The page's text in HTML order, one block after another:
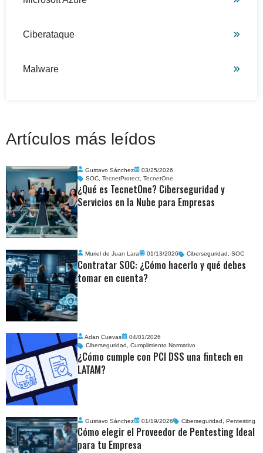
Ciberataque
Malware
Artículos más leídos
Gustavo Sánchez
03/25/2026
SOC,TecnetProtect,TecnetOne
¿Qué es TecnetOne? Ciberseguridad y
Servicios en la Nube para Empresas
Muriel de Juan Lara 01/13/2026 Ciberseguridad ,SOC
Contratar SOC: ¿Cómo hacerlo y qué debes
tomar en cuenta?
Adan Cuevas
04/01/2026
Ciberseguridad ,Cumplimiento Normativo
¿Cómo cumple con PCI DSS una fintech en
LATAM?
Gustavo Sánchez 01/19/2026 Ciberseguridad ,Pentesting
Cómo elegir el Proveedor de Pentesting Ideal
para tu Empresa